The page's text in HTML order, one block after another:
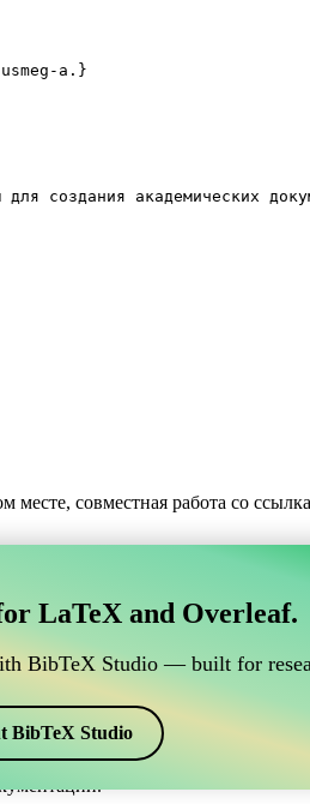
a.}
создания академических
месте, совместная работа со
вашими ссылками
вашими ссылками BibTeX,
в Overleaf,
BibTeX в вашем проекте
включая usmeg-a. Так что
LaTeX and Overleaf.
BibTeX Studio — built for
BibTeX Studio